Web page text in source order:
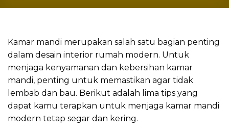
Kamar mandi merupakan salah satu bagian penting
dalam desain interior rumah modern. Untuk
menjaga kenyamanan dan kebersihan kamar
mandi, penting untuk memastikan agar tidak
lembab dan bau. Berikut adalah lima tips yang
dapat kamu terapkan untuk menjaga kamar mandi
modern tetap segar dan kering.